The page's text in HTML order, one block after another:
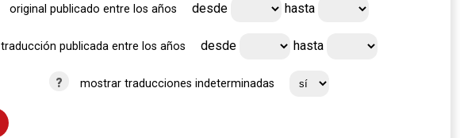
original publicado entre los años desde hasta
traducción publicada entre los años desde hasta
? mostrar traducciones indeterminadas